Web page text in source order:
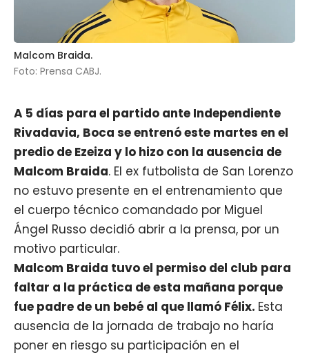
Malcom Braida.
Foto: Prensa CABJ.
A 5 días para el partido ante Independiente
Rivadavia, Boca se entrenó este martes en el
predio de Ezeiza y lo hizo con la ausencia de
Malcom Braida. El ex futbolista de San Lorenzo
no estuvo presente en el entrenamiento que
el cuerpo técnico comandado por Miguel
Ángel Russo decidió abrir a la prensa, por un
motivo particular.
Malcom Braida tuvo el permiso del club para
faltar a la práctica de esta mañana porque
fue padre de un bebé al que llamó Félix. Esta
ausencia de la jornada de trabajo no haría
poner en riesgo su participación en el